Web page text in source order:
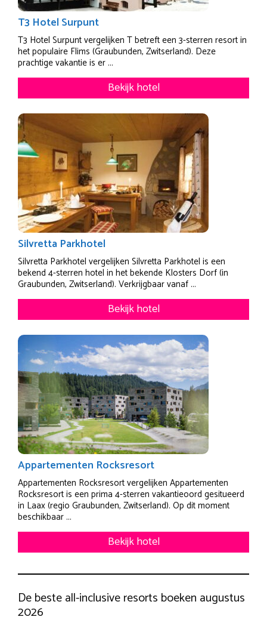
T3 Hotel Surpunt
T3 Hotel Surpunt vergelijken T betreft een 3-sterren resort in
het populaire Flims (Graubunden, Zwitserland). Deze
prachtige vakantie is er ...
Bekijk hotel
Silvretta Parkhotel
Silvretta Parkhotel vergelijken Silvretta Parkhotel is een
bekend 4-sterren hotel in het bekende Klosters Dorf (in
Graubunden, Zwitserland). Verkrijgbaar vanaf ...
Bekijk hotel
Appartementen Rocksresort
Appartementen Rocksresort vergelijken Appartementen
Rocksresort is een prima 4-sterren vakantieoord gesitueerd
in Laax (regio Graubunden, Zwitserland). Op dit moment
beschikbaar ...
Bekijk hotel
De beste all-inclusive resorts boeken augustus
2026